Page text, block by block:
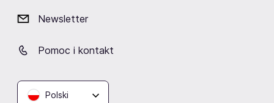
Newsletter
Pomoc i kontakt
Polski
sportowych na najwyższym poziomie. To nie tylko
także źródło wspomnień, które pozostają z nami na
która sprzyja przeżywaniu sportowych emocji.